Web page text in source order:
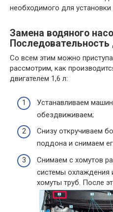
необходимого для
Замена водяного
Последовательность
Со всем этим можно
рассмотрим, как
двигателем 1,6 л:
Устанавливаем
обездвиживаем;
Снизу откручиваем
поддона и снимаем
Снимаем с хомутов
системы охлаждения
хомуты труб. После